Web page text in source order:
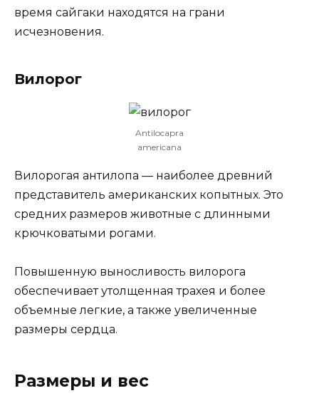
время сайгаки находятся на грани
исчезновения.
Вилорог
Antilocapra
americana
Вилорогая антилопа — наиболее древний
представитель американских копытных. Это
средних размеров животные с длинными
крючковатыми рогами.
Повышенную выносливость вилорога
обеспечивает утолщенная трахея и более
объемные легкие, а также увеличенные
размеры сердца.
Размеры и вес